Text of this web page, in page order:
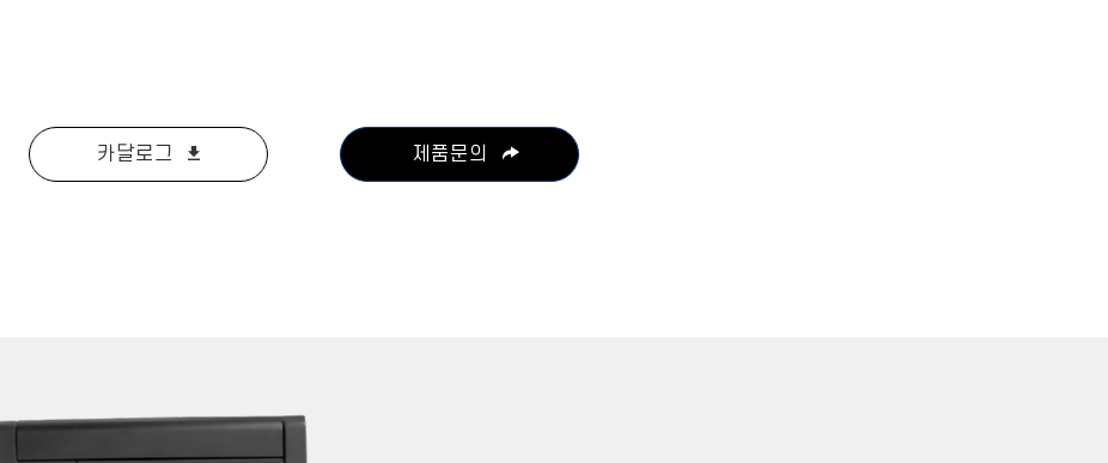
카달로그 제품문의